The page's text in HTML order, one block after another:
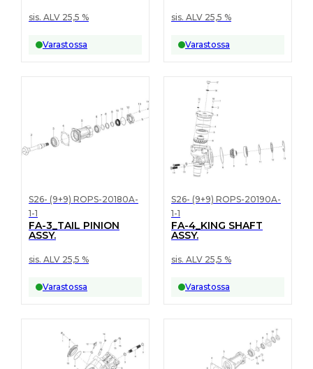
sis. ALV 25,5 %
Varastossa
sis. ALV 25,5 %
Varastossa
S26- (9+9) ROPS-20180A-
1-1
FA-3_TAIL PINION
ASSY.
sis. ALV 25,5 %
Varastossa
S26- (9+9) ROPS-20190A-
1-1
FA-4_KING SHAFT
ASSY.
sis. ALV 25,5 %
Varastossa